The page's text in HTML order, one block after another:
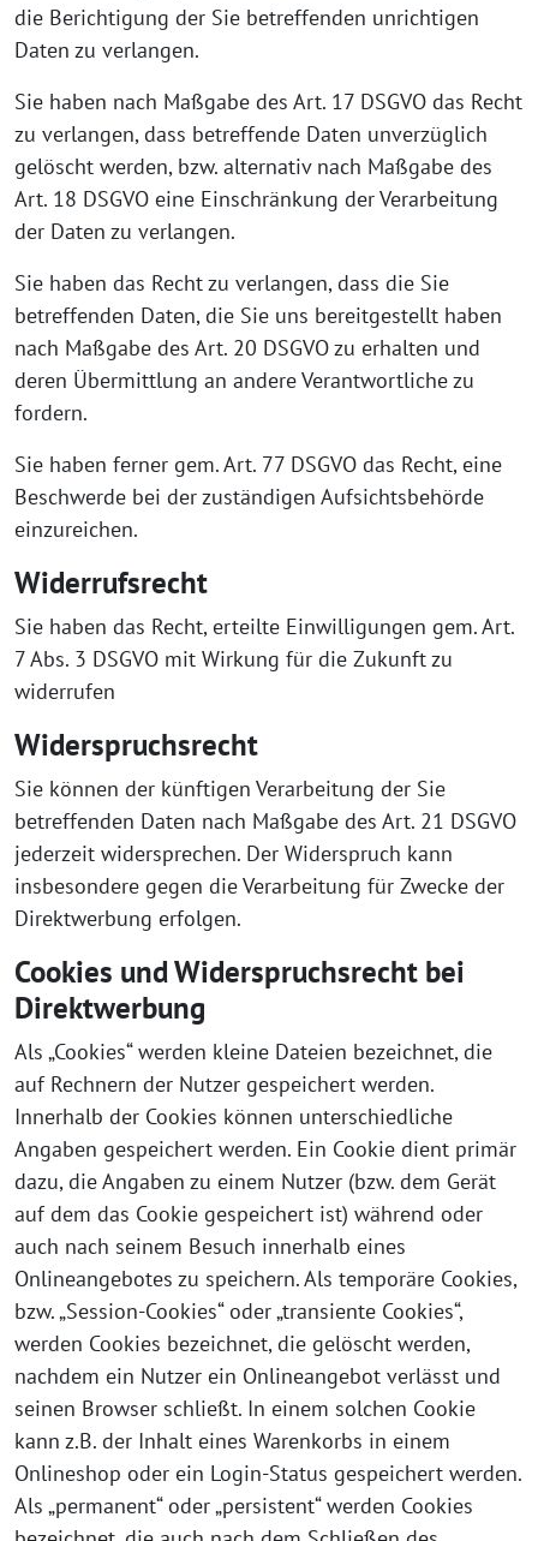
die Berichtigung der Sie betreffenden unrichtigen
Daten zu verlangen.
Sie haben nach Maßgabe des Art. 17 DSGVO das Recht
zu verlangen, dass betreffende Daten unverzüglich
gelöscht werden, bzw. alternativ nach Maßgabe des
Art. 18 DSGVO eine Einschränkung der Verarbeitung
der Daten zu verlangen.
Sie haben das Recht zu verlangen, dass die Sie
betreffenden Daten, die Sie uns bereitgestellt haben
nach Maßgabe des Art. 20 DSGVO zu erhalten und
deren Übermittlung an andere Verantwortliche zu
fordern.
Sie haben ferner gem. Art. 77 DSGVO das Recht, eine
Beschwerde bei der zuständigen Aufsichtsbehörde
einzureichen.
Widerrufsrecht
Sie haben das Recht, erteilte Einwilligungen gem. Art.
7 Abs. 3 DSGVO mit Wirkung für die Zukunft zu
widerrufen
Widerspruchsrecht
Sie können der künftigen Verarbeitung der Sie
betreffenden Daten nach Maßgabe des Art. 21 DSGVO
jederzeit widersprechen. Der Widerspruch kann
insbesondere gegen die Verarbeitung für Zwecke der
Direktwerbung erfolgen.
Cookies und Widerspruchsrecht bei
Direktwerbung
Als „Cookies“ werden kleine Dateien bezeichnet, die
auf Rechnern der Nutzer gespeichert werden.
Innerhalb der Cookies können unterschiedliche
Angaben gespeichert werden. Ein Cookie dient primär
dazu, die Angaben zu einem Nutzer (bzw. dem Gerät
auf dem das Cookie gespeichert ist) während oder
auch nach seinem Besuch innerhalb eines
Onlineangebotes zu speichern. Als temporäre Cookies,
bzw. „Session-Cookies“ oder „transiente Cookies“,
werden Cookies bezeichnet, die gelöscht werden,
nachdem ein Nutzer ein Onlineangebot verlässt und
seinen Browser schließt. In einem solchen Cookie
kann z.B. der Inhalt eines Warenkorbs in einem
Onlineshop oder ein Login-Status gespeichert werden.
Als „permanent“ oder „persistent“ werden Cookies